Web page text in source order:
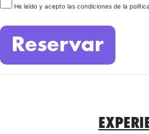
He leído y acepto las condiciones de la